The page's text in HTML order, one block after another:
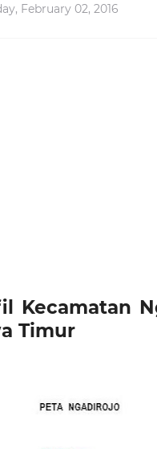
February 02, 2016
Kecamatan
Timur